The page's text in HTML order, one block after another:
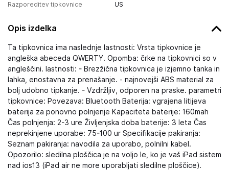
Razporeditev tipkovnice US
Opis izdelka
Ta tipkovnica ima naslednje lastnosti: Vrsta tipkovnice je
angleška abeceda QWERTY. Opomba: črke na tipkovnici so v
angleščini. lastnosti: - Brezžična tipkovnica je izjemno tanka in
lahka, enostavna za prenašanje. - najnovejši ABS material za
bolj udobno tipkanje. - Vzdržljiv, odporen na praske. parametri
tipkovnice: Povezava: Bluetooth Baterija: vgrajena litijeva
baterija za ponovno polnjenje Kapaciteta baterije: 160mah
Čas polnjenja: 2-3 ure Življenjska doba baterije: 3 leta Čas
neprekinjene uporabe: 75-100 ur Specifikacije pakiranja:
Seznam pakiranja: navodila za uporabo, polnilni kabel.
Opozorilo: sledilna ploščica je na voljo le, ko je vaš iPad sistem
nad ios13 (iPad air ne more uporabljati sledilne ploščice).